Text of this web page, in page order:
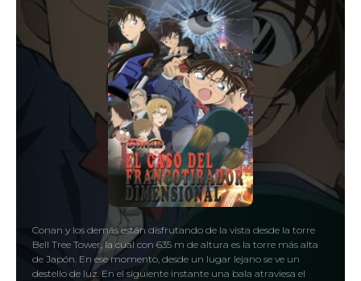
Conan y los demás están disfrutando de la vista desde la torre
Bell Tree Tower, la cual con 635 m de altura es la torre más alta
de Japón. En ese momento, desde un lugar lejano se ve un
destello de luz. En el siguiente instante una bala atraviesa el